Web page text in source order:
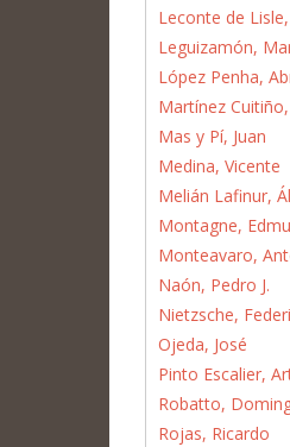
Leconte de
Leguizamón,
López Penha,
Martínez
Mas y Pí, Juan
Medina, Vicente
Melián Lafinur,
Montagne,
Monteavaro,
Naón, Pedro J.
Nietzsche,
Ojeda, José
Pinto Escalier,
Robatto,
Rojas, Ricardo